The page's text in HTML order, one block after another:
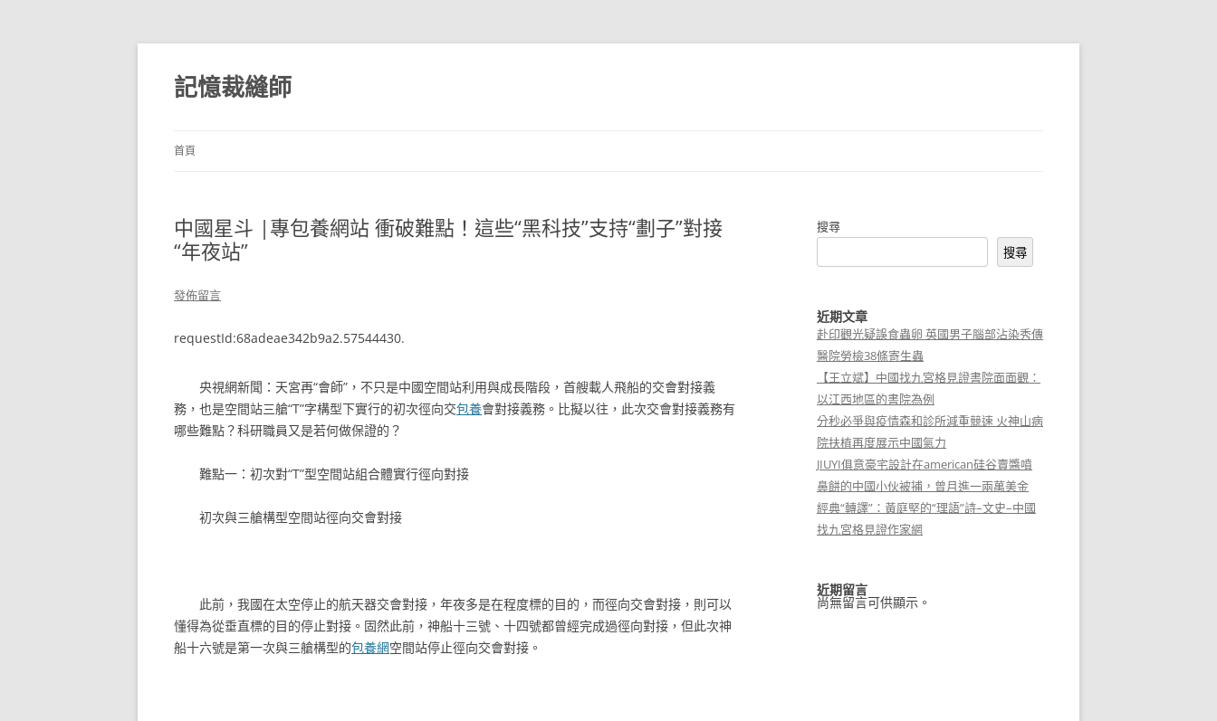
跳
主
要
內
記憶裁縫師
首頁
中國星斗 |專包養網站 衝破難點！這些“黑科技”支持“劃子”對接
“年夜站”
發佈留言
requestId:68adeae342b9a2.57544430.
央視網新聞：天宮再“會師”，不只是中國空間站利用與成長階段，首艘載人飛船的交會對接義
務，也是空間站三艙“T”字構型下實行的初次徑向交包養會對接義務。比擬以往，此次交會對接義務有
哪些難點？科研職員又是若何做保證的？
難點一：初次對“T”型空間站組合體實行徑向對接
初次與三艙構型空間站徑向交會對接
此前，我國在太空停止的航天器交會對接，年夜多是在程度標的目的，而徑向交會對接，則可以
懂得為從垂直標的目的停止對接。固然此前，神船十三號、十四號都曾經完成過徑向對接，但此次神
船十六號是第一次與三艙構型的包養網空間站停止徑向交會對接。
搜尋
搜尋
近期文章
赴印觀光疑誤食蟲卵 英國男子腦部沾染秀傳
醫院勞檢38條寄生蟲
【王立斌】中國找九宮格見證書院面面觀：
以江西地區的書院為例
分秒必爭與疫情森和診所減重競速 火神山病
院扶植再度展示中國氣力
JIUYI俱意豪宅設計在american硅谷賣醬噴
鼻餅的中國小伙被捕，曾月進一兩萬美金
經典“轉譯”：黃庭堅的“理語”詩–文史–中國
找九宮格見證作家網
近期留言
尚無留言可供顯示。